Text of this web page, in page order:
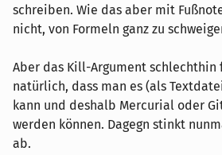
schreiben. Wie das aber mit
nicht, von Formeln ganz zu
Aber das Kill-Argument schlechthin
natürlich, dass man es (als
kann und deshalb Mercurial oder
werden können. Dagegn stinkt
ab.